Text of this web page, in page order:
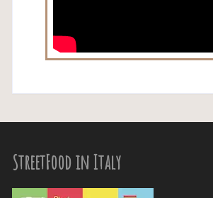
StreetFood in Italy